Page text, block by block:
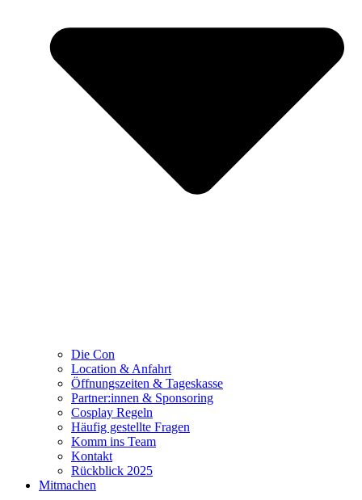
Die Con
Location & Anfahrt
Öffnungszeiten & Tageskasse
Partner:innen & Sponsoring
Cosplay Regeln
Häufig gestellte Fragen
Komm ins Team
Kontakt
Rückblick 2025
Mitmachen